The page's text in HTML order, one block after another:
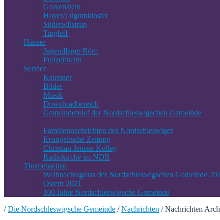
Gravenstein
Hoyer/Lügumkloster
SüderwIlstrup
Tingleff
Häuser
Jugendlager Röm
Freizeitheim
Service
Kalender
Bilder
Musik
Downloadbereich
Gemeindebrief der Nordschleswigschen Gemeinde
Familiennachrichten des Nordschleswiger
Evangelische Zeitung
Christian Jensen Kolleg
Radiokirche im NDR
Themenseiten
Weihnachtsgruss der Nordschleswigschen Gemeinde
Ostern 2021
100 Jahre Nordschleswigsche Gemeinde
/ Die Nordschleswigsche Gemeinde / Nachrichten /Nachrichten